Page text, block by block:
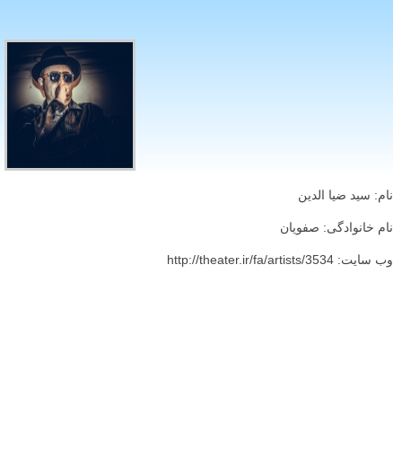
نام: سید ضیا الدین
نام خانوادگی: صفویان
وب سایت: http://theater.ir/fa/artists/3534